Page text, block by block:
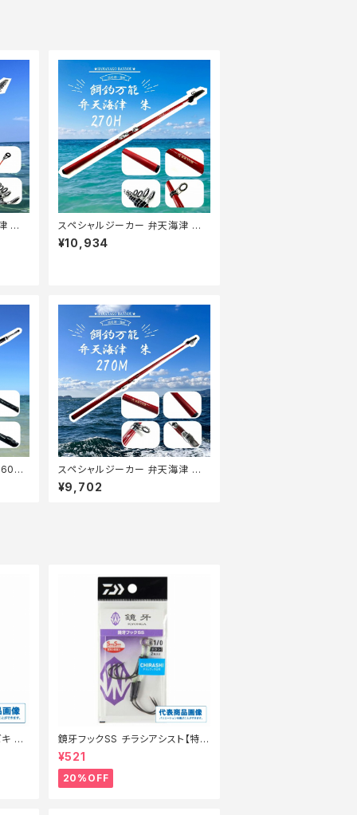
朱
スペシャルジーカー 弁天海津 朱
270H【Tオリ】
¥10,934
【T
スペシャルジーカー 弁天海津 朱
270M【Tオリ】
¥9,702
8
鏡牙フックSS チラシアシスト【特
価仕掛】【20】
¥521
20%OFF